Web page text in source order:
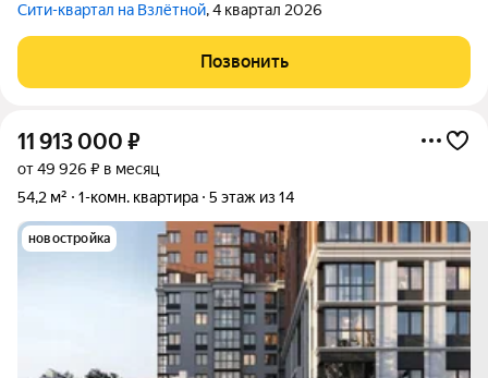
Сити-квартал на Взлётной, 4 квартал 2026
Позвонить
11 913 000 ₽
от 49 926 ₽ в месяц
54,2 м²
1-комн. квартира 5 этаж из 14
новостройка